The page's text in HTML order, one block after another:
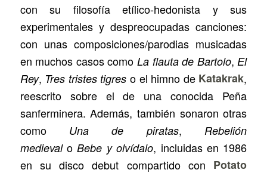
con su filosofía etílico-hedonista y sus
experimentales y despreocupadas canciones:
con unas composiciones/parodias musicadas
en muchos casos como La flauta de Bartolo, El
Rey, Tres tristes tigres o el himno de Katakrak,
reescrito sobre el de una conocida Peña
sanferminera. Además, también sonaron otras
como Una de piratas, Rebelión
medievaloBebe y olvídalo, incluidas en 1986
en su disco debut compartido con Potato